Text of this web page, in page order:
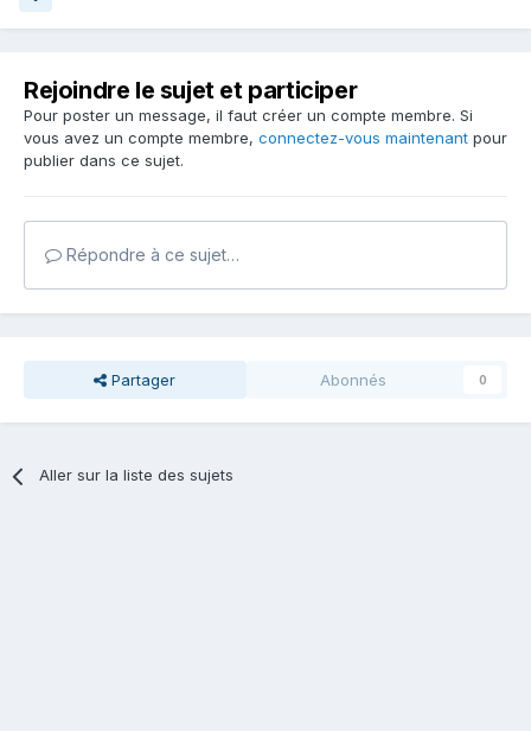
Rejoindre le sujet et participer
Pour poster un message, il faut créer un compte membre. Si
vous avez un compte membre, connectez-vous maintenant pour
publier dans ce sujet.
Répondre à ce sujet…
Partager Abonnés 0
Aller sur la liste des sujets